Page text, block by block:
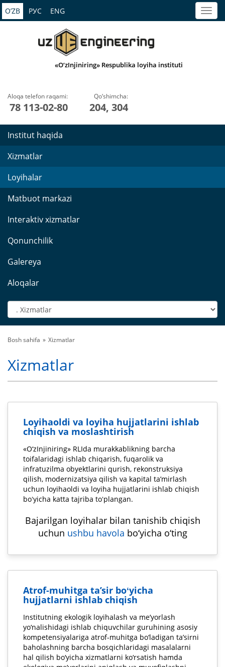
O’ZB РУС ENG
«O‘zInjiniring» Respublika loyiha instituti
Aloqa telefon raqami:
78 113-02-80
Qo‘shimcha:
204, 304
Institut haqida
Xizmatlar
Loyihalar
Matbuot markazi
Interaktiv xizmatlar
Qonunchilik
Galereya
Aloqalar
Bosh sahifa Xizmatlar
Xizmatlar
Loyihaoldi va loyiha hujjatlarini ishlab
chiqish va moslashtirish
«O‘zInjiniring» RLIda murakkablikning barcha
toifalaridagi ishlab chiqarish, fuqarolik va
infratuzilma obyektlarini qurish, rekonstruksiya
qilish, modernizatsiya qilish va kapital ta’mirlash
uchun loyihaoldi va loyiha hujjatlarini ishlab chiqish
boʻyicha katta tajriba toʻplangan.
Bajarilgan loyihalar bilan tanishib chiqish
uchun ushbu havola bo‘yicha o‘ting
Atrof-muhitga ta’sir boʻyicha
hujjatlarni ishlab chiqish
Institutning ekologik loyihalash va me’yorlash
yo‘nalishidagi ishlab chiquvchilar guruhining asosiy
kompetensiyalariga atrof-muhitga bo‘ladigan ta’sirni
baholashning barcha bosqichlaridagi masalalarni
hal qilish bo‘yicha xizmatlarni ko‘rsatish hamda